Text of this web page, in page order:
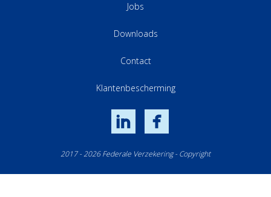
Jobs
Downloads
Contact
Klantenbescherming
LinkedIn
2017 - 2026 Federale Verzekering - Copyright